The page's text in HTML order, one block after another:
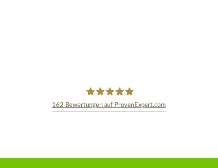
162 Bewertungen auf ProvenExpert.com